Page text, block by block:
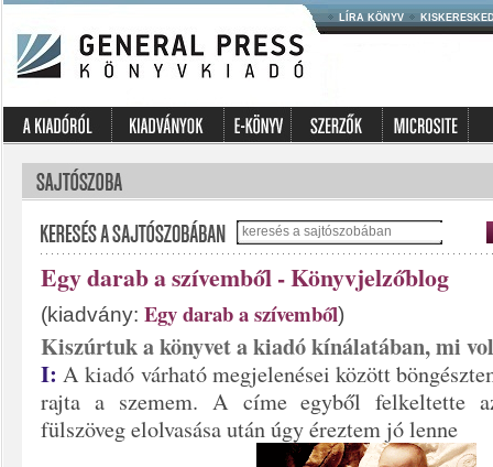
LÍRA KÖNYV
Egy darab a szívemből - Könyvjelzőblog
(kiadvány: Egy darab a szívemből)
Kiszúrtuk a könyvet a kiadó kínálatában, mi
I: A kiadó várható megjelenései között
rajta a szemem. A címe egyből felkeltette
fülszöveg elolvasása után úgy éreztem jó lenne